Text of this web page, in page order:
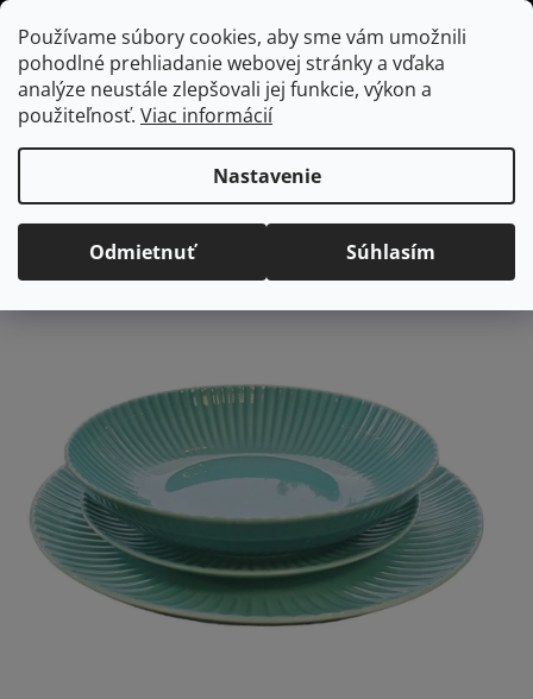
Používame súbory cookies, aby sme vám umožnili
pohodlné prehliadanie webovej stránky a vďaka
analýze neustále zlepšovali jej funkcie, výkon a
použiteľnosť. Viac informácií
Nastavenie
Odmietnuť Súhlasím
Prejsť
na
obsah
Hľadať
Domov
/ Vybavenie do jedálne / Stolovanie / Jedálenské súpravy
Daisy maritime tanierová sada pre 6 osôb, 18ks
Daisy maritime tanierová
sada pre 6 osôb, 18ks
Priemerné
hodnotenie
hviezdičiek.
Neohodnotené
Podrobnosti hodnotenia